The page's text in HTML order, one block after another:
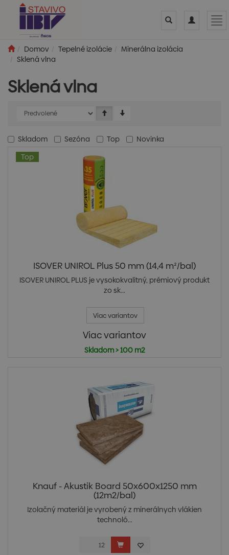
Toggle
Toggle
Domov
Tepelné izolácie
Minerálna izolácia
Sklená vlna
Sklená vlna
Skladom Sezóna Top
Novinka
Top
ISOVER UNIROL Plus 50 mm (14,4 m²/bal)
ISOVER UNIROL PLUS je vysokokvalitný, prémiový produkt
zo sk...
Viac variantov
Viac variantov
Skladom > 100 m2
Knauf - Akustik Board 50x600x1250 mm
(12m2/bal)
Izolačný materiál je vyrobený z minerálnych vlákien
technoló...